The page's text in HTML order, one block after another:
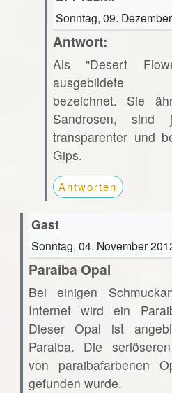
Sonntag, 09.
Antwort:
Als "Desert
ausgebildete
bezeichnet. Sie
Sandrosen, sind
transparenter und
Gips.
Antworten
Gast
Sonntag, 04. November
Paraiba Opal
Bei einigen
Internet wird ein
Dieser Opal ist
Paraiba. Die
von paraibafarbenen
gefunden wurde.